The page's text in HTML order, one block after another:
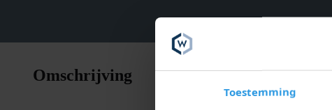
Toestemming
Omschrijving Wixx White
Naast het
gereedschap